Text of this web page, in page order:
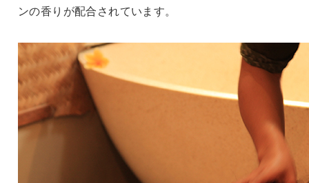
ンの香りが配合されています。